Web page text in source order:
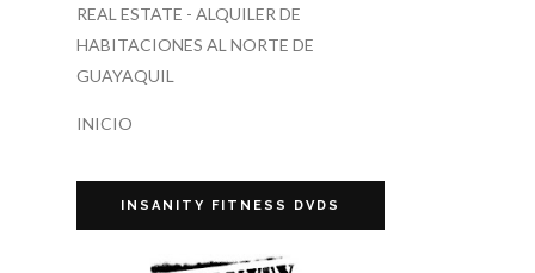
REAL ESTATE - ALQUILER DE
HABITACIONES AL NORTE DE
GUAYAQUIL
INICIO
INSANITY FITNESS DVDS